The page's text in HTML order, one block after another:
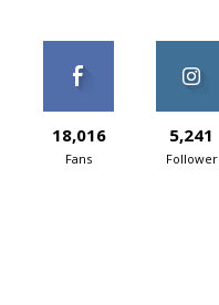
18,016
Fans
5,241
Follower